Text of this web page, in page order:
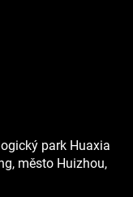
park Huaxia
město Huizhou,